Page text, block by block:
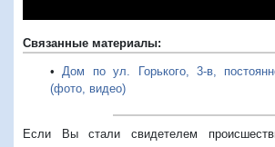
Связанные материалы:
•Дом по ул. Горького, 3-в,
(фото, видео)
Если Вы стали свидетелем